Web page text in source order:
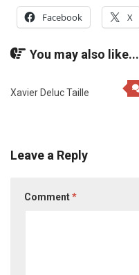
Facebook X
You may also like...
Xavier Deluc Taille
Leave a Reply
Comment*